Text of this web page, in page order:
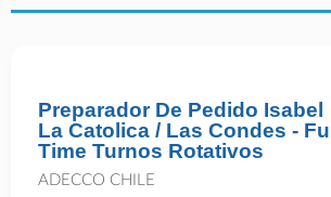
Preparador De Pedido Isabel
La Catolica / Las Condes - Full
Time Turnos Rotativos
ADECCO CHILE